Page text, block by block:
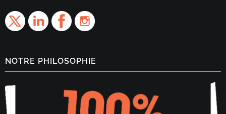
NOTRE PHILOSOPHIE